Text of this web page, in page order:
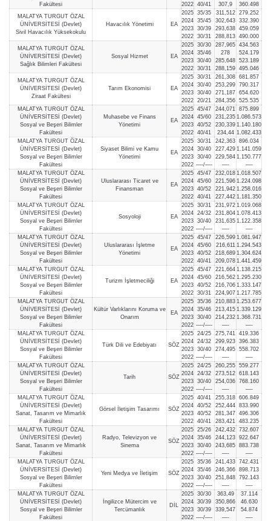
Fakültesi
2022 40/41
307,9
360.498
MALATYA TURGUT ÖZAL
ÜNİVERSİTESİ (Devlet)
Sivil Havacılık Yüksekokulu
Havacılık Yönetimi EA
2025
2024
2023
2022
35/35
35/45
30/39
30/31
311,512
302,643
293,638
288,813
279.252
332.390
459.059
490.000
MALATYA TURGUT ÖZAL
ÜNİVERSİTESİ (Devlet)
Sağlık Bilimleri Fakültesi
Sosyal Hizmet EA
2025
2024
2023
2022
30/30
35/46
30/40
30/31
287,965
278
285,648
288,159
434.563
524.179
523.189
495.046
MALATYA TURGUT ÖZAL
ÜNİVERSİTESİ (Devlet)
Ziraat Fakültesi
Tarım Ekonomisi EA
2025
2024
2023
2022
30/31
30/40
30/40
20/21
261,308
253,299
271,187
284,356
681.857
790.317
654.620
525.535
MALATYA TURGUT ÖZAL
ÜNİVERSİTESİ (Devlet)
Sosyal ve Beşeri Bilimler
Fakültesi
Muhasebe ve Finans
Yönetimi
EA
2025
2024
2023
2022
45/47
45/60
40/52
40/41
244,071
231,235
230,339
234,44
875.899
1.086.573
1.140.180
1.082.433
MALATYA TURGUT ÖZAL
ÜNİVERSİTESİ (Devlet)
Sosyal ve Beşeri Bilimler
Fakültesi
Siyaset Bilimi ve Kamu
Yönetimi
EA
2025
2024
2023
2022
30/31
30/40
30/40
—-/—-
242,363
227,429
229,584
—-
896.034
1.141.059
1.150.777
—-
MALATYA TURGUT ÖZAL
ÜNİVERSİTESİ (Devlet)
Sosyal ve Beşeri Bilimler
Fakültesi
Uluslararası Ticaret ve
Finansman
EA
2025
2024
2023
2022
45/47
45/60
40/52
40/41
232,018
221,596
221,942
227,442
1.018.507
1.224.098
1.258.016
1.181.350
MALATYA TURGUT ÖZAL
ÜNİVERSİTESİ (Devlet)
Sosyal ve Beşeri Bilimler
Fakültesi
Sosyoloji EA
2025
2024
2023
2022
30/31
24/32
30/40
—-/—-
231,972
231,804
231,635
—-
1.019.068
1.078.413
1.122.358
—-
MALATYA TURGUT ÖZAL
ÜNİVERSİTESİ (Devlet)
Sosyal ve Beşeri Bilimler
Fakültesi
Uluslararası İşletme
Yönetimi
EA
2025
2024
2023
2022
45/47
45/60
40/52
40/41
226,599
216,611
218,689
209,078
1.081.947
1.294.543
1.304.624
1.441.459
MALATYA TURGUT ÖZAL
ÜNİVERSİTESİ (Devlet)
Sosyal ve Beşeri Bilimler
Fakültesi
Turizm İşletmeciliği EA
2025
2024
2023
2022
45/47
45/60
40/52
30/31
221,664
216,562
216,706
224,907
1.138.215
1.295.230
1.333.147
1.217.785
MALATYA TURGUT ÖZAL
ÜNİVERSİTESİ (Devlet)
Sosyal ve Beşeri Bilimler
Fakültesi
Kültür Varlıklarını Koruma ve
Onarım
EA
2025
2024
2023
2022
35/36
35/46
30/40
—-/—-
210,883
213,415
214,232
—-
1.253.677
1.339.129
1.368.731
—-
MALATYA TURGUT ÖZAL
ÜNİVERSİTESİ (Devlet)
Sosyal ve Beşeri Bilimler
Fakültesi
Türk Dili ve Edebiyatı SÖZ
2025
2024
2023
2022
24/25
24/32
30/40
—-/—-
275,741
299,923
274,495
—-
419.336
396.383
558.702
—-
MALATYA TURGUT ÖZAL
ÜNİVERSİTESİ (Devlet)
Sosyal ve Beşeri Bilimler
Fakültesi
Tarih SÖZ
2025
2024
2023
2022
24/25
24/32
30/40
—-/—-
260,255
273,512
254,036
—-
559.277
618.143
768.160
—-
MALATYA TURGUT ÖZAL
ÜNİVERSİTESİ (Devlet)
Sanat, Tasarım ve Mimarlık
Fakültesi
Görsel İletişim Tasarımı SÖZ
2025
2024
2023
2022
40/41
40/52
40/52
40/41
255,318
252,444
281,347
283,421
606.849
833.990
496.306
483.235
MALATYA TURGUT ÖZAL
ÜNİVERSİTESİ (Devlet)
Sanat, Tasarım ve Mimarlık
Fakültesi
Radyo, Televizyon ve
Sinema
SÖZ
2025
2024
2023
2022
25/26
35/46
30/40
—-/—-
242,432
244,123
243,685
—-
732.607
922.647
883.738
—-
MALATYA TURGUT ÖZAL
ÜNİVERSİTESİ (Devlet)
Sosyal ve Beşeri Bilimler
Fakültesi
Yeni Medya ve İletişim SÖZ
2025
2024
2023
2022
35/36
35/46
30/40
—-/—-
241,433
246,366
251,848
—-
742.431
898.713
792.143
—-
MALATYA TURGUT ÖZAL
ÜNİVERSİTESİ (Devlet)
Sosyal ve Beşeri Bilimler
Fakültesi
İngilizce Mütercim ve
Tercümanlık
DİL
2025
2024
2023
2022
30/30
30/39
30/39
—-/—-
363,49
350,866
339,547
—-
37.114
46.630
54.874
—-